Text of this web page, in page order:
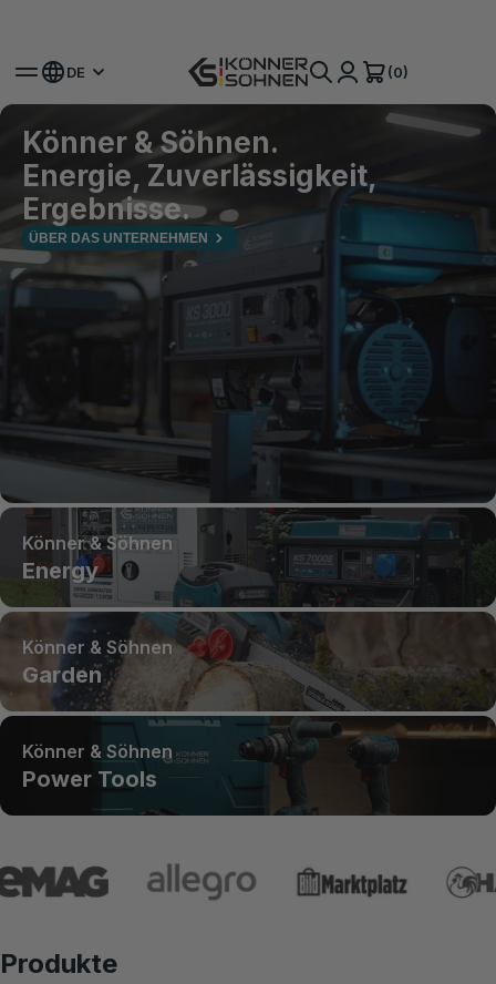
DE (0)
Könner & Söhnen.
Energie, Zuverlässigkeit,
Ergebnisse.
ÜBER DAS UNTERNEHMEN
Könner & Söhnen
Energy
Könner & Söhnen
Garden
Könner & Söhnen
Power Tools
Produkte